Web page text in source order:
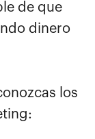
de que
dinero
los